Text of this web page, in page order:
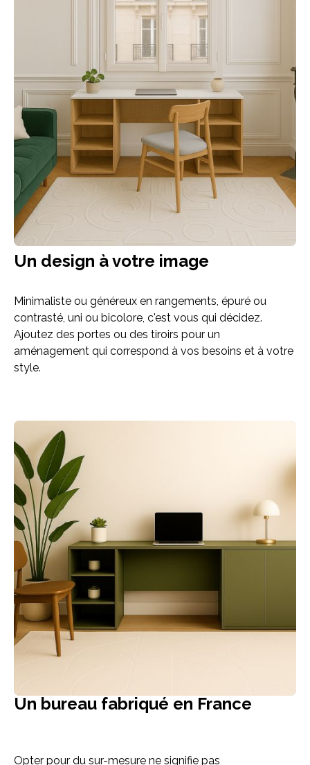
Un design à votre image
Minimaliste ou généreux en rangements, épuré ou
contrasté, uni ou bicolore, c'est vous qui décidez.
Ajoutez des portes ou des tiroirs pour un
aménagement qui correspond à vos besoins et à votre
style.
Un bureau fabriqué en France
Opter pour du sur-mesure ne signifie pas